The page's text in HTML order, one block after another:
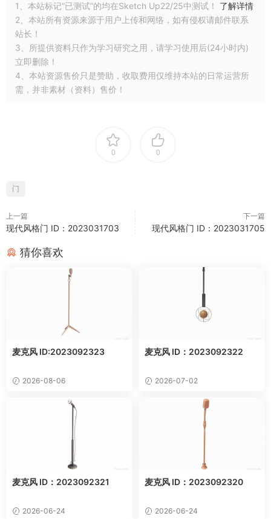
1、本站标记“已测试”的均在Sketch Up22/25中测试！ 了解详情
2、本站所有资源来源于用户上传和网络，如有侵权请邮件联系
站长！
3、所提供资料只作为学习研究之用，请学习使用后(24小时内)
立即删除！
4、本站资源售价只是赞助，收取费用仅维持本站的日常运营所
需，并非素材（资料）售价！
0 0
门
上一篇
现代风格门 ID：2023031703
下一篇
现代风格门 ID：2023031705
猜你喜欢
麦克风 ID:2023092323
2026-08-06
麦克风 ID：2023092322
2026-07-02
麦克风 ID：2023092321
2026-06-24
麦克风 ID：2023092320
2026-06-24